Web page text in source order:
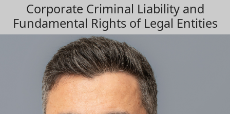
Corporate Criminal Liability and
Fundamental Rights of Legal Entities